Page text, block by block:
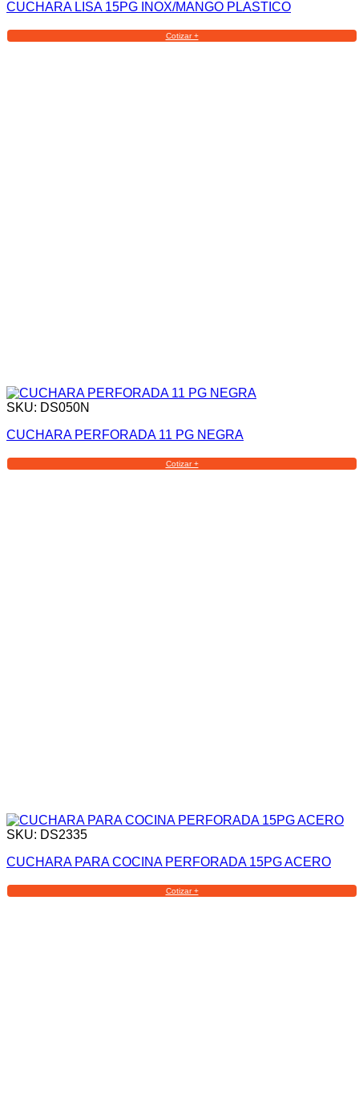
CUCHARA LISA 15PG INOX/MANGO PLASTICO
Cotizar +
SKU: DS050N
CUCHARA PERFORADA 11 PG NEGRA
Cotizar +
SKU: DS2335
CUCHARA PARA COCINA PERFORADA 15PG ACERO
Cotizar +